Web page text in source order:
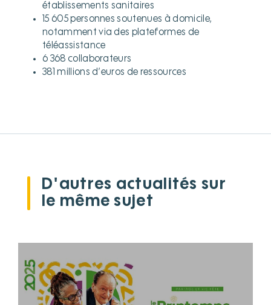
établissements sanitaires
15 605 personnes soutenues à domicile,
notamment via des plateformes de
téléassistance
6 368 collaborateurs
381 millions d’euros de ressources
D'autres actualités sur
le même sujet